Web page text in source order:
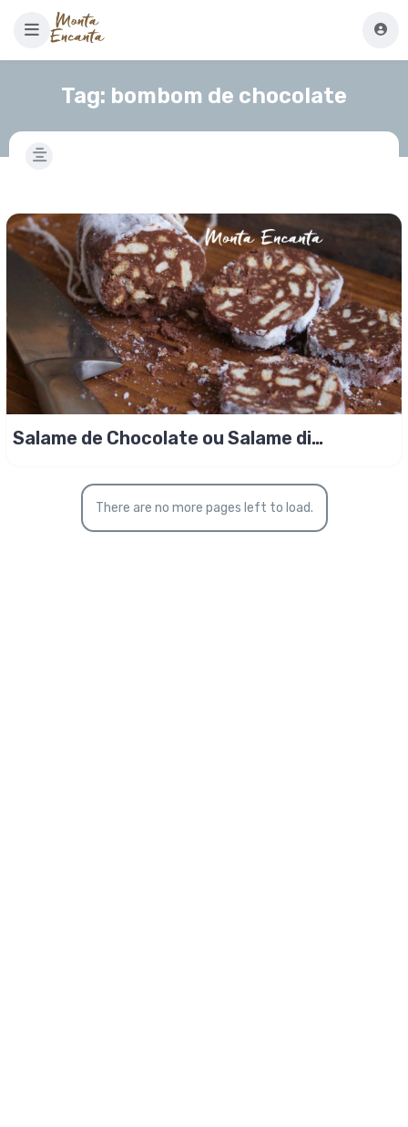
Tag: bombom de chocolate
Salame de Chocolate ou Salame di
There are no more pages left to load.